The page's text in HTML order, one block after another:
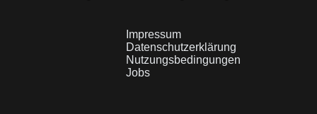
Impressum
Datenschutzerklärung
Nutzungsbedingungen
Jobs